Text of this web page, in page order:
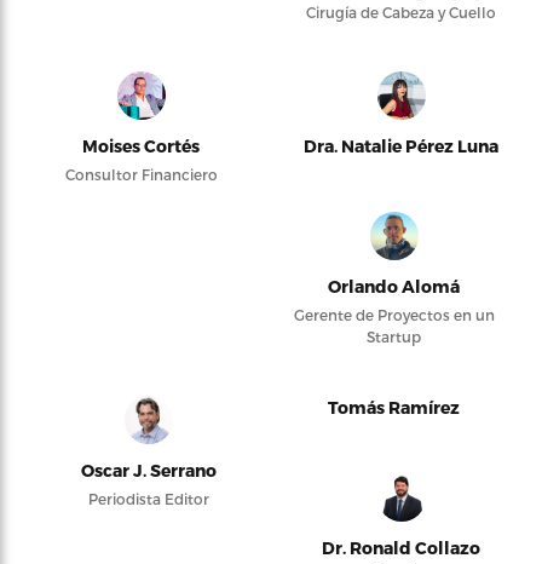
Cirugía de Cabeza y Cuello
Moises Cortés
Consultor Financiero
Dra. Natalie Pérez Luna
Orlando Alomá
Gerente de Proyectos en un
Startup
Oscar J. Serrano
Periodista Editor
Tomás Ramírez
Dr. Ronald Collazo